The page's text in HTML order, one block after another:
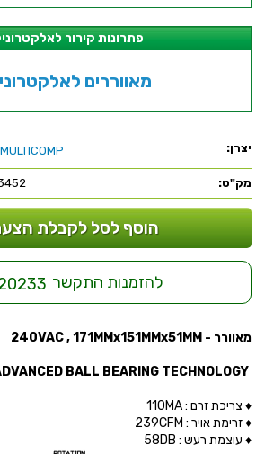
פתרונות קירור
מאווררים
יצרן: MULTICOMP
מק"ט:
הוסף לסל לקבלת
להזמנות התקשר
מאוורר - 240VAC , 171MMx151MMx51MM
♦ צריכת זרם : 110MA
♦ זרימת אויר : 239CFM
♦ עוצמת רעש : 58DB